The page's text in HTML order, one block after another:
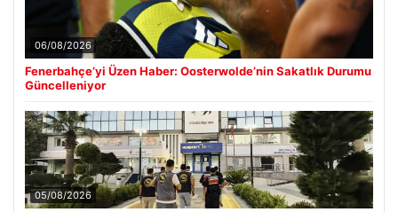
06/08/2026
Fenerbahçe’yi Üzen Haber: Oosterwolde’nin Sakatlık Durumu
Güncelleniyor
05/08/2026